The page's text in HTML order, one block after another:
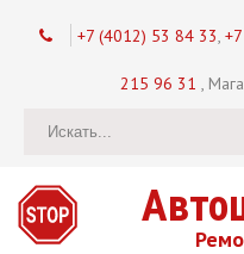
+7 (4012) 53 84 33,
215 96 31 ,